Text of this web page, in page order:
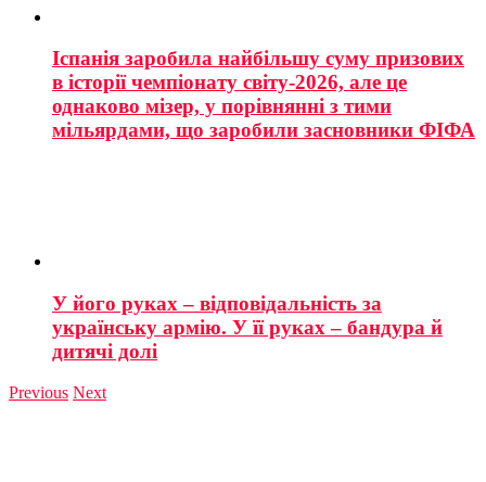
Іспанія заробила найбільшу суму призових
в історії чемпіонату світу-2026, але це
однаково мізер, у порівнянні з тими
мільярдами, що заробили засновники ФІФА
У його руках – відповідальність за
українську армію. У її руках – бандура й
дитячі долі
Previous Next